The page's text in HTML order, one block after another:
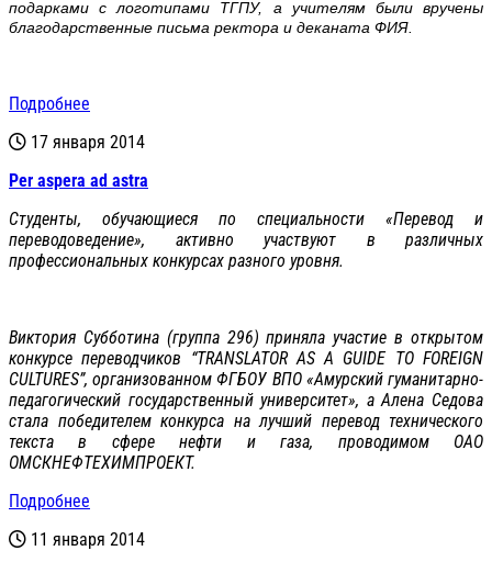
подарками с логотипами ТГПУ, а учителям были вручены
благодарственные письма ректора и деканата ФИЯ.
Подробнее
17 января 2014
Per aspera ad astra
Cтуденты, обучающиеся по специальности «Перевод и
переводоведение», активно участвуют в различных
профессиональных конкурсах разного уровня.
Виктория Субботина (группа 296) приняла участие в открытом
конкурсе переводчиков “TRANSLATOR AS A GUIDE TO FOREIGN
CULTURES”, организованном ФГБОУ ВПО «Амурский гуманитарно-
педагогический государственный университет», а Алена Седова
стала победителем конкурса на лучший перевод технического
текста в сфере нефти и газа, проводимом ОАО
ОМСКНЕФТЕХИМПРОЕКТ.
Подробнее
11 января 2014